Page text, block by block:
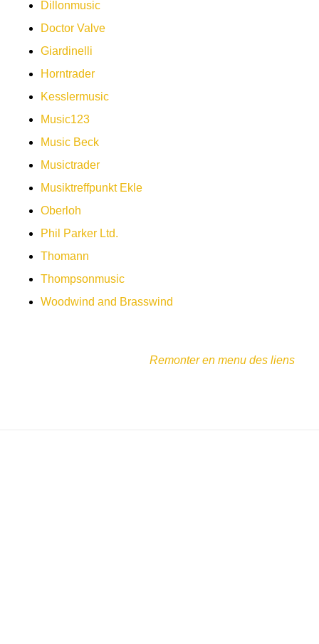
Dillonmusic
Doctor Valve
Giardinelli
Horntrader
Kesslermusic
Music123
Music Beck
Musictrader
Musiktreffpunkt Ekle
Oberloh
Phil Parker Ltd.
Thomann
Thompsonmusic
Woodwind and Brasswind
Remonter en menu des liens